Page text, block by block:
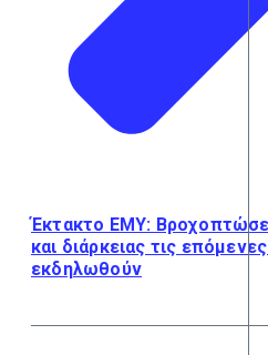
Έκτακτο ΕΜΥ:
και διάρκειας τις
εκδηλωθούν